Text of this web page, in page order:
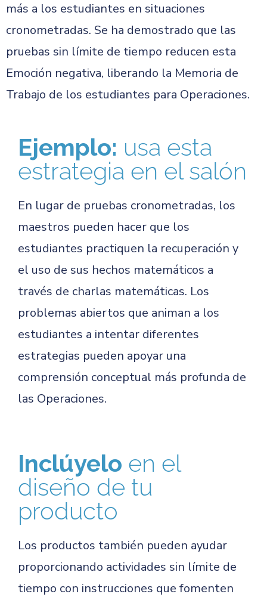
más a los estudiantes en situaciones
cronometradas. Se ha demostrado que las
pruebas sin límite de tiempo reducen esta
Emoción negativa, liberando la Memoria de
Trabajo de los estudiantes para Operaciones.
Ejemplo: usa esta
estrategia en el salón
En lugar de pruebas cronometradas, los
maestros pueden hacer que los
estudiantes practiquen la recuperación y
el uso de sus hechos matemáticos a
través de charlas matemáticas. Los
problemas abiertos que animan a los
estudiantes a intentar diferentes
estrategias pueden apoyar una
comprensión conceptual más profunda de
las Operaciones.
Inclúyelo en el
diseño de tu
producto
Los productos también pueden ayudar
proporcionando actividades sin límite de
tiempo con instrucciones que fomenten